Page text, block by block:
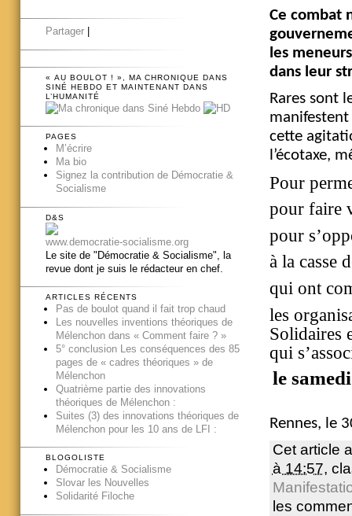
Ce combat
les
dans leur
Rares sont
manifestent
cette
l’écotaxe,
Pour
pour faire
pour
à la casse
qui ont
les
Solidaires
qui
le
Rennes, le
Cet article
à 14:57,
les
Partager
« AU BOULOT ! », MA CHRONIQUE DANS
SINÉ HEBDO ET MAINTENANT DANS
L’HUMANITÉ
PAGES
M’écrire
Ma bio
Signez la contribution de Démocratie &
Socialisme
D&S
www.democratie-socialisme.org
Le site de "Démocratie & Socialisme", la
revue dont je suis le rédacteur en chef.
ARTICLES RÉCENTS
Pas de boulot quand il fait trop chaud
Les nouvelles inventions théoriques de
Mélenchon dans « Comment faire ? »
5° conclusion Les conséquences des 85
pages de « cadres théoriques » de
Mélenchon
Quatrième partie des innovations
théoriques de Mélenchon :
Suites (3) des innovations théoriques de
Mélenchon pour les 10 ans de LFI :
BLOGOLISTE
Démocratie & Socialisme
Slovar les Nouvelles
Solidarité Filoche